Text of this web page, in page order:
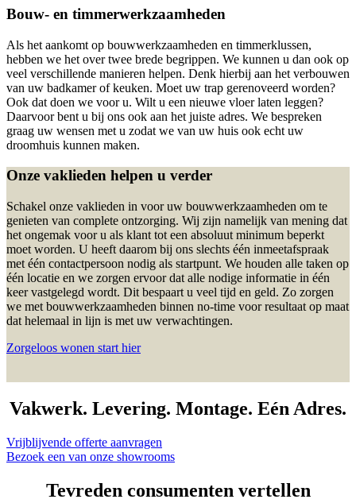
Bouw- en timmerwerkzaamheden
Als het aankomt op bouwwerkzaamheden en timmerklussen,
hebben we het over twee brede begrippen. We kunnen u dan ook op
veel verschillende manieren helpen. Denk hierbij aan het verbouwen
van uw badkamer of keuken. Moet uw trap gerenoveerd worden?
Ook dat doen we voor u. Wilt u een nieuwe vloer laten leggen?
Daarvoor bent u bij ons ook aan het juiste adres. We bespreken
graag uw wensen met u zodat we van uw huis ook echt uw
droomhuis kunnen maken.
Onze vaklieden helpen u verder
Schakel onze vaklieden in voor uw bouwwerkzaamheden om te
genieten van complete ontzorging. Wij zijn namelijk van mening dat
het ongemak voor u als klant tot een absoluut minimum beperkt
moet worden. U heeft daarom bij ons slechts één inmeetafspraak
met één contactpersoon nodig als startpunt. We houden alle taken op
één locatie en we zorgen ervoor dat alle nodige informatie in één
keer vastgelegd wordt. Dit bespaart u veel tijd en geld. Zo zorgen
we met bouwwerkzaamheden binnen no-time voor resultaat op maat
dat helemaal in lijn is met uw verwachtingen.
Zorgeloos wonen start hier
Vakwerk. Levering. Montage. Eén Adres.
Vrijblijvende offerte aanvragen
Bezoek een van onze showrooms
Tevreden consumenten vertellen